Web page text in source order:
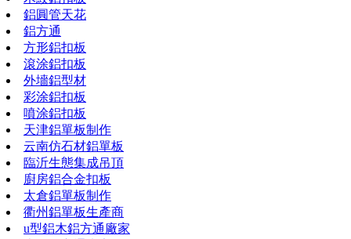
鋁圓管天花
鋁方通
方形鋁扣板
滾涂鋁扣板
外墻鋁型材
彩涂鋁扣板
噴涂鋁扣板
天津鋁單板制作
云南仿石材鋁單板
臨沂生態集成吊頂
廚房鋁合金扣板
太倉鋁單板制作
衢州鋁單板生產商
u型鋁木鋁方通廠家